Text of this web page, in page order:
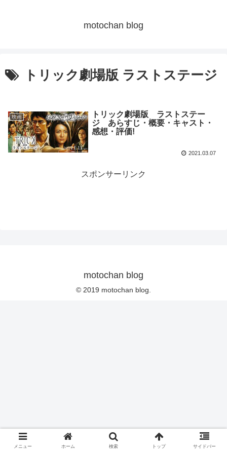
motochan blog
トリック劇場版 ラストステージ
映画
トリック劇場版 ラストステー
ジ あらすじ・概要・キャスト・
感想・評価!
2021.03.07
スポンサーリンク
motochan blog
© 2019 motochan blog.
メニュー ホーム 検索 トップ サイドバー